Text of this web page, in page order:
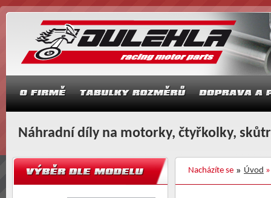
Náhradní díly na motorky, čtyřkolky,
Nacházíte se Úvod